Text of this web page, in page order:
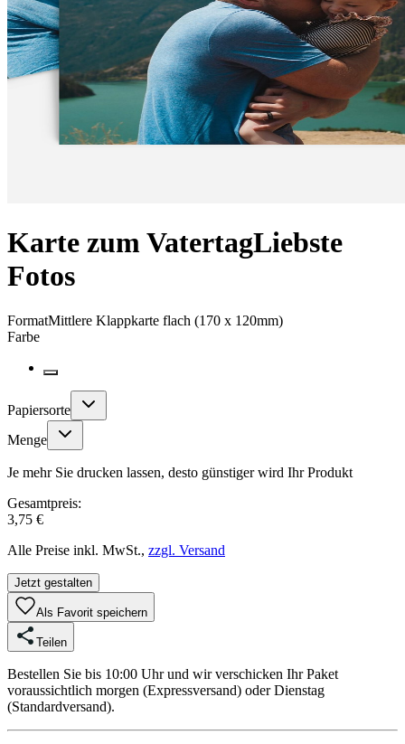
Karte zum VatertagLiebste
Fotos
FormatMittlere Klappkarte flach (170 x 120mm)
Farbe
Papiersorte
Menge
Je mehr Sie drucken lassen, desto günstiger wird Ihr Produkt
Gesamtpreis:
3,75 €
Alle Preise inkl. MwSt., zzgl. Versand
Jetzt gestalten
Als Favorit speichern
Teilen
Bestellen Sie bis 10:00 Uhr und wir verschicken Ihr Paket
voraussichtlich morgen (Expressversand) oder Dienstag
(Standardversand).